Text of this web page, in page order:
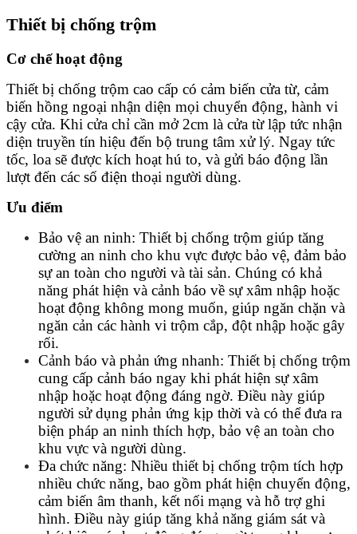
Thiết bị chống trộm
Cơ chế hoạt động
Thiết bị chống trộm cao cấp có cảm biến cửa từ, cảm
biến hồng ngoại nhận diện mọi chuyển động, hành vi
cậy cửa. Khi cửa chỉ cần mở 2cm là cửa từ lập tức nhận
diện truyền tín hiệu đến bộ trung tâm xử lý. Ngay tức
tốc, loa sẽ được kích hoạt hú to, và gửi báo động lần
lượt đến các số điện thoại người dùng.
Ưu điểm
Bảo vệ an ninh: Thiết bị chống trộm giúp tăng
cường an ninh cho khu vực được bảo vệ, đảm bảo
sự an toàn cho người và tài sản. Chúng có khả
năng phát hiện và cảnh báo về sự xâm nhập hoặc
hoạt động không mong muốn, giúp ngăn chặn và
ngăn cản các hành vi trộm cắp, đột nhập hoặc gây
rối.
Cảnh báo và phản ứng nhanh: Thiết bị chống trộm
cung cấp cảnh báo ngay khi phát hiện sự xâm
nhập hoặc hoạt động đáng ngờ. Điều này giúp
người sử dụng phản ứng kịp thời và có thể đưa ra
biện pháp an ninh thích hợp, bảo vệ an toàn cho
khu vực và người dùng.
Đa chức năng: Nhiều thiết bị chống trộm tích hợp
nhiều chức năng, bao gồm phát hiện chuyển động,
cảm biến âm thanh, kết nối mạng và hỗ trợ ghi
hình. Điều này giúp tăng khả năng giám sát và